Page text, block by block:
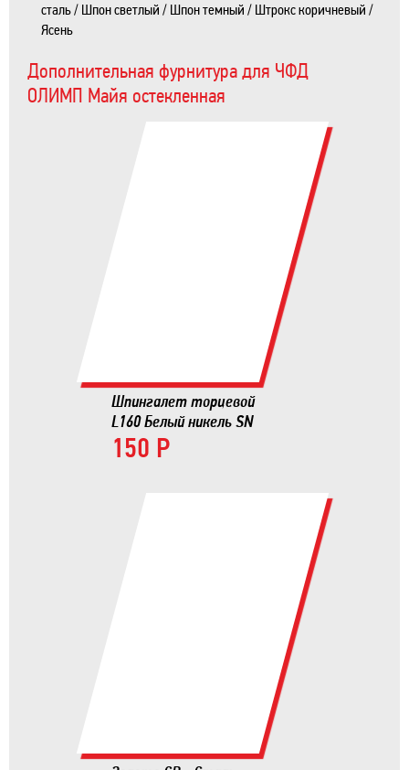
сталь / Шпон светлый / Шпон темный / Штрокс коричневый /
Ясень
Дополнительная фурнитура для ЧФД
ОЛИМП Майя остекленная
Шпингалет торцевой
L160 Белый никель SN
150 Р